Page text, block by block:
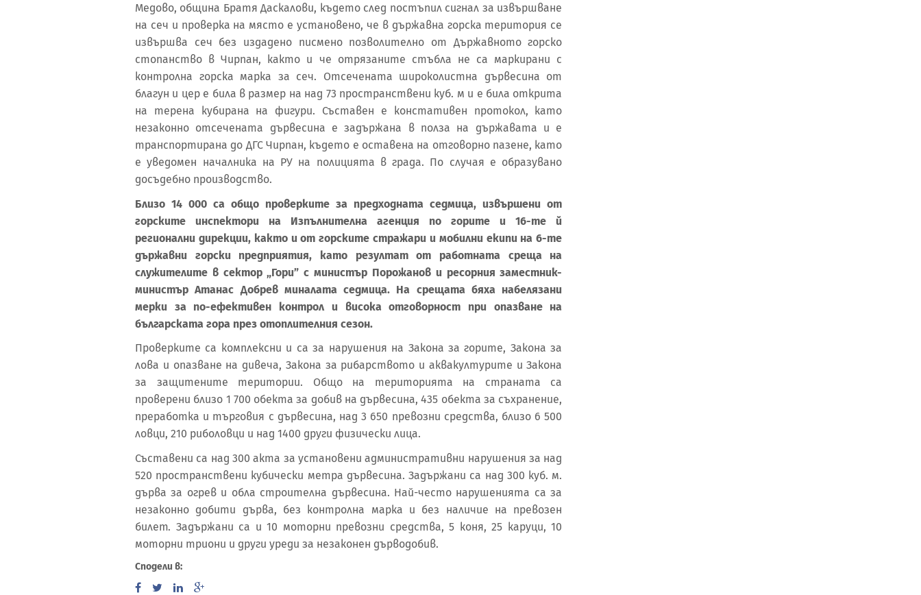
Медово, община Братя Даскалови, където след постъпил сигнал за извършване
на сеч и проверка на място е установено, че в държавна горска територия се
извършва сеч без издадено писмено позволително от Държавното горско
стопанство в Чирпан, както и че отрязаните стъбла не са маркирани с
контролна горска марка за сеч. Отсечената широколистна дървесина от
благун и цер е била в размер на над 73 пространствени куб. м и е била открита
на терена кубирана на фигури. Съставен е констативен протокол, като
незаконно отсечената дървесина е задържана в полза на държавата и е
транспортирана до ДГС Чирпан, където е оставена на отговорно пазене, като
е уведомен началника на РУ на полицията в града. По случая е образувано
досъдебно производство.
Близо 14 000 са общо проверките за предходната седмица, извършени от
горските инспектори на Изпълнителна агенция по горите и 16-те й
регионални дирекции, както и от горските стражари и мобилни екипи на 6-те
държавни горски предприятия, като резултат от работната среща на
служителите в сектор „Гори” с министър Порожанов и ресорния заместник-
министър Атанас Добрев миналата седмица. На срещата бяха набелязани
мерки за по-ефективен контрол и висока отговорност при опазване на
българската гора през отоплителния сезон.
Проверките са комплексни и са за нарушения на Закона за горите, Закона за
лова и опазване на дивеча, Закона за рибарството и аквакултурите и Закона
за защитените територии. Общо на територията на страната са
проверени близо 1 700 обекта за добив на дървесина, 435 обекта за съхранение,
преработка и търговия с дървесина, над 3 650 превозни средства, близо 6 500
ловци, 210 риболовци и над 1400 други физически лица.
Съставени са над 300 акта за установени административни нарушения за над
520 пространствени кубически метра дървесина. Задържани са над 300 куб. м.
дърва за огрев и обла строителна дървесина. Най-често нарушенията са за
незаконно добити дърва, без контролна марка и без наличие на превозен
билет. Задържани са и 10 моторни превозни средства, 5 коня, 25 каруци, 10
моторни триони и други уреди за незаконен дърводобив.
Сподели в: